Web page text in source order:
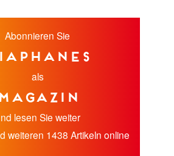
Abonnieren Sie
als
Magazin
lesen Sie weiter
weiteren 1438 Artikeln online